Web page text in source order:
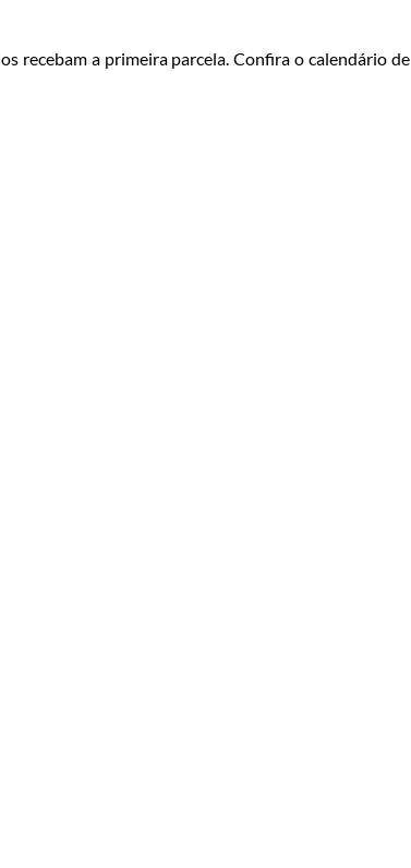
recebam a primeira parcela. Confira o calendário de